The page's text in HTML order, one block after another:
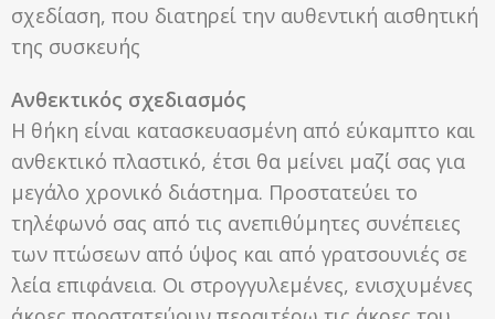
σχεδίαση, που διατηρεί την αυθεντική αισθητική
της συσκευής
Ανθεκτικός σχεδιασμός
Η θήκη είναι κατασκευασμένη από εύκαμπτο και
ανθεκτικό πλαστικό, έτσι θα μείνει μαζί σας για
μεγάλο χρονικό διάστημα. Προστατεύει το
τηλέφωνό σας από τις ανεπιθύμητες συνέπειες
των πτώσεων από ύψος και από γρατσουνιές σε
λεία επιφάνεια. Οι στρογγυλεμένες, ενισχυμένες